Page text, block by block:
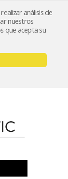
análisis de
nuestros
que acepta su